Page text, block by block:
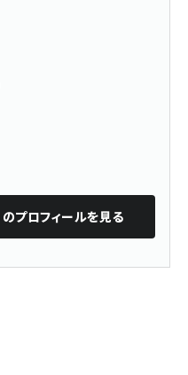
のプロフィールを見る